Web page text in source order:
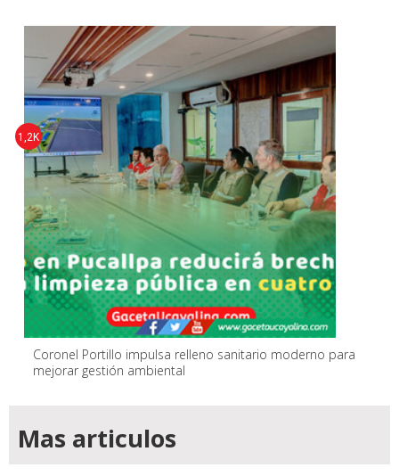
Coronel Portillo impulsa relleno sanitario moderno para
mejorar gestión ambiental
1,2K
Mas articulos